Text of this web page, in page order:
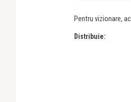
Pentru vizionare,
Distribuie: